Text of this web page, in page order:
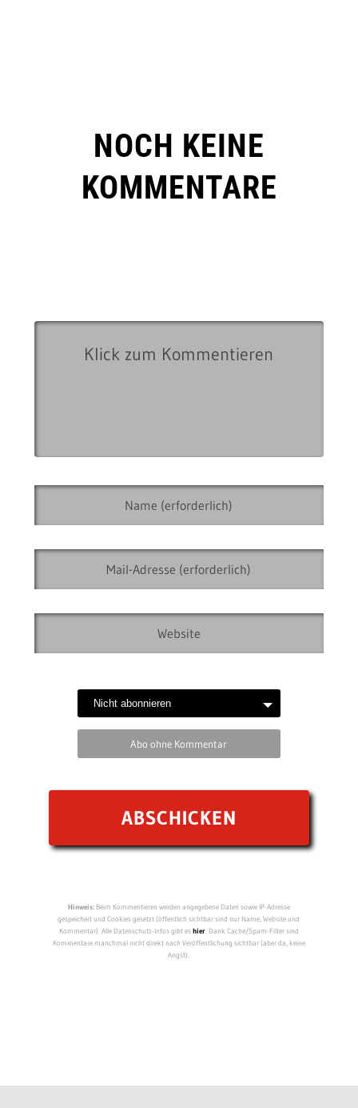
NOCH KEINE
KOMMENTARE
Abo ohne Kommentar
Hinweis:Beim Kommentieren werden angegebene Daten sowie IP-Adresse
gespeichert und Cookies gesetzt (öffentlich sichtbar sind nur Name, Website und
Kommentar). Alle Datenschutz-Infos gibt eshier. Dank Cache/Spam-Filter sind
Kommentare manchmal nicht direkt nach Veröffentlichung sichtbar (aber da, keine
Angst).